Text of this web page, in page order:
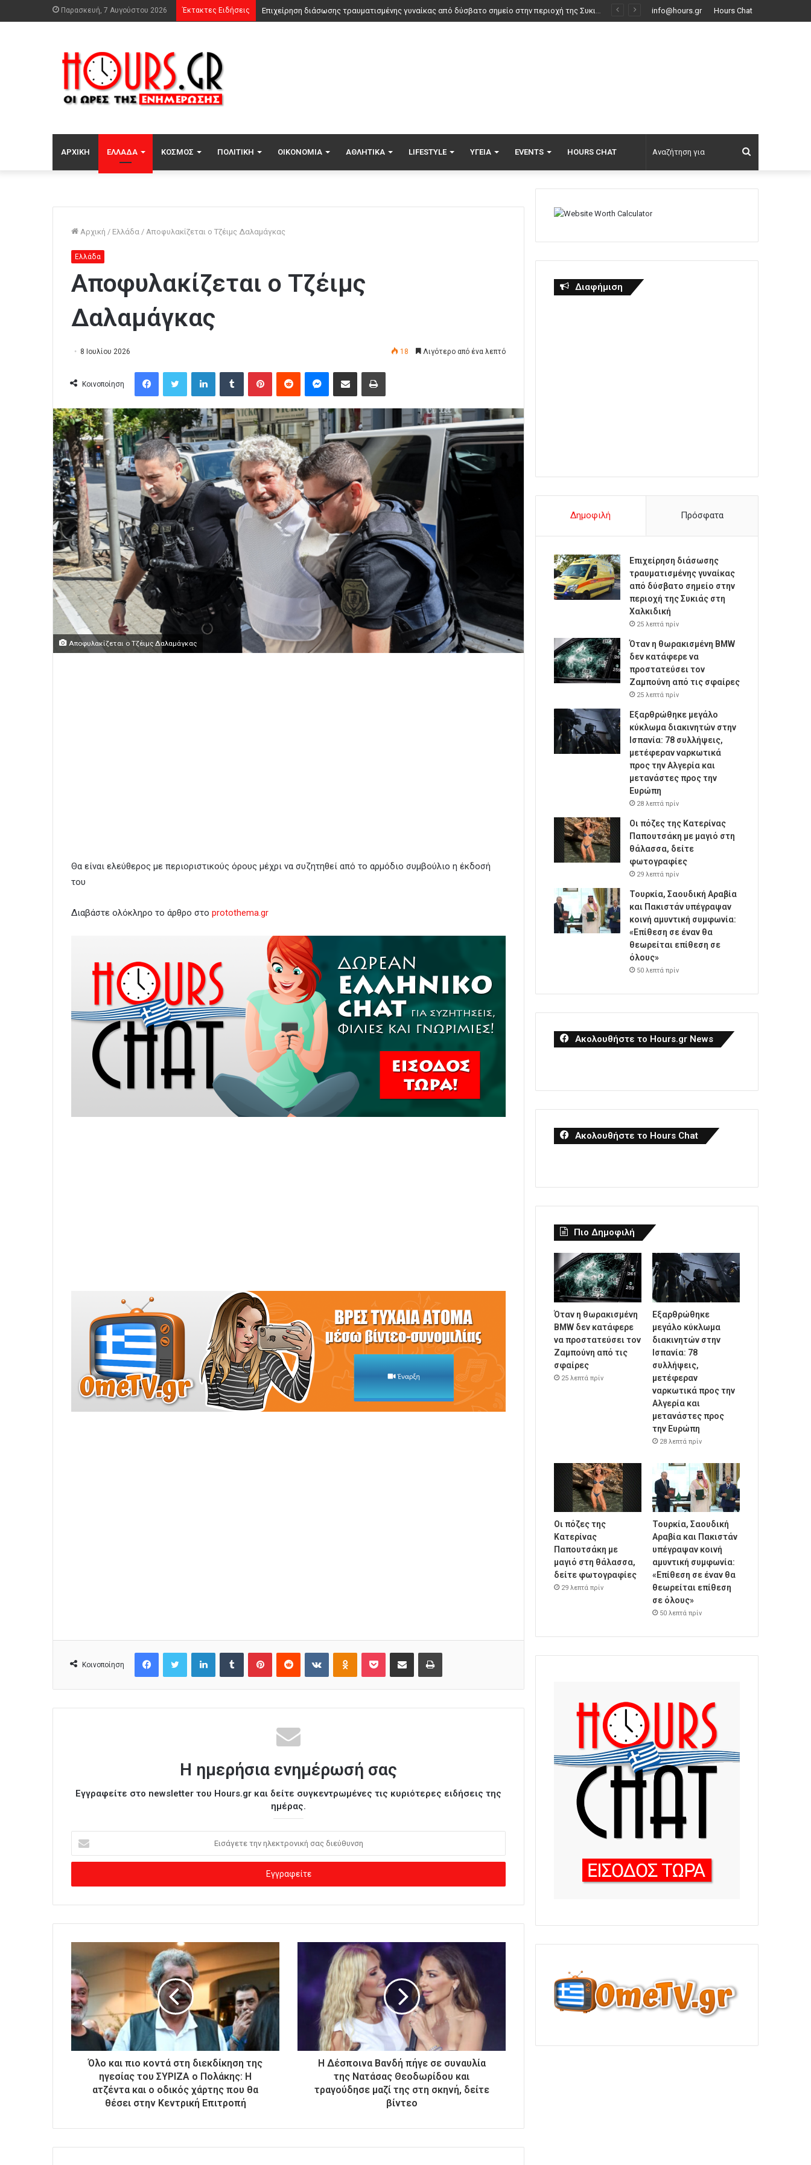
Παρασκευή, 7 Αυγούστου 2026 Έκτακτες Ειδήσεις Όταν η θωρακισμένη BMW δεν κατάφερε να προστατεύσει τον Ζαμπούνη από τις σφαίρες info@hours.gr Hours Chat
ΑΡΧΙΚΉ ΕΛΛΆΔΑ ΚΌΣΜΟΣ ΠΟΛΙΤΙΚΉ ΟΙΚΟΝΟΜΊΑ ΑΘΛΗΤΙΚΆ LIFESTYLE ΥΓΕΊΑ EVENTS HOURS CHAT
για
Αρχική / Ελλάδα / Αποφυλακίζεται ο Τζέιμς Δαλαμάγκας
Ελλάδα
Αποφυλακίζεται ο Τζέιμς
Δαλαμάγκας
8 Ιουλίου 2026 18 Λιγότερο από ένα λεπτό
Κοινοποίηση
Αποφυλακίζεται ο Τζέιμς Δαλαμάγκας
Θα είναι ελεύθερος με περιοριστικούς όρους μέχρι να συζητηθεί από το αρμόδιο συμβούλιο η έκδοσή
του
Διαβάστε ολόκληρο το άρθρο στο protothema.gr
Κοινοποίηση
Η ημερήσια ενημέρωσή σας
Εγγραφείτε στο newsletter του Hours.gr και δείτε συγκεντρωμένες τις κυριότερες ειδήσεις της
ημέρας.
σ
γ
ε
η
λ
ε
κ
τ
ρ
ο
α
Όλο και πιο κοντά στη διεκδίκηση της
ηγεσίας του ΣΥΡΙΖΑ ο Πολάκης: Η
ατζέντα και ο οδικός χάρτης που θα
θέσει στην Κεντρική Επιτροπή
Η Δέσποινα Βανδή πήγε σε συναυλία
της Νατάσας Θεοδωρίδου και
τραγούδησε μαζί της στη σκηνή, δείτε
βίντεο
Διαφήμιση
Δημοφιλή Πρόσφατα
Επιχείρηση διάσωσης
τραυματισμένης γυναίκας
από δύσβατο σημείο στην
περιοχή της Συκιάς στη
Χαλκιδική
25 λεπτά πρίν
Όταν η θωρακισμένη BMW
δεν κατάφερε να
προστατεύσει τον
Ζαμπούνη από τις σφαίρες
25 λεπτά πρίν
Εξαρθρώθηκε μεγάλο
κύκλωμα διακινητών στην
Ισπανία: 78 συλλήψεις,
μετέφεραν ναρκωτικά
προς την Αλγερία και
μετανάστες προς την
Ευρώπη
28 λεπτά πρίν
Οι πόζες της Κατερίνας
Παπουτσάκη με μαγιό στη
θάλασσα, δείτε
φωτογραφίες
29 λεπτά πρίν
Τουρκία, Σαουδική Αραβία
και Πακιστάν υπέγραψαν
κοινή αμυντική συμφωνία:
«Επίθεση σε έναν θα
θεωρείται επίθεση σε
όλους»
50 λεπτά πρίν
Ακολουθήστε το Hours.gr News
Ακολουθήστε το Hours Chat
Πιο Δημοφιλή
Όταν η θωρακισμένη
BMW δεν κατάφερε
να προστατεύσει τον
Ζαμπούνη από τις
σφαίρες
25 λεπτά πρίν
Εξαρθρώθηκε
μεγάλο κύκλωμα
διακινητών στην
Ισπανία: 78
συλλήψεις,
μετέφεραν
ναρκωτικά προς την
Αλγερία και
μετανάστες προς
την Ευρώπη
28 λεπτά πρίν
Οι πόζες της
Κατερίνας
Παπουτσάκη με
μαγιό στη θάλασσα,
δείτε φωτογραφίες
29 λεπτά πρίν
Τουρκία, Σαουδική
Αραβία και Πακιστάν
υπέγραψαν κοινή
αμυντική συμφωνία:
«Επίθεση σε έναν θα
θεωρείται επίθεση
σε όλους»
50 λεπτά πρίν